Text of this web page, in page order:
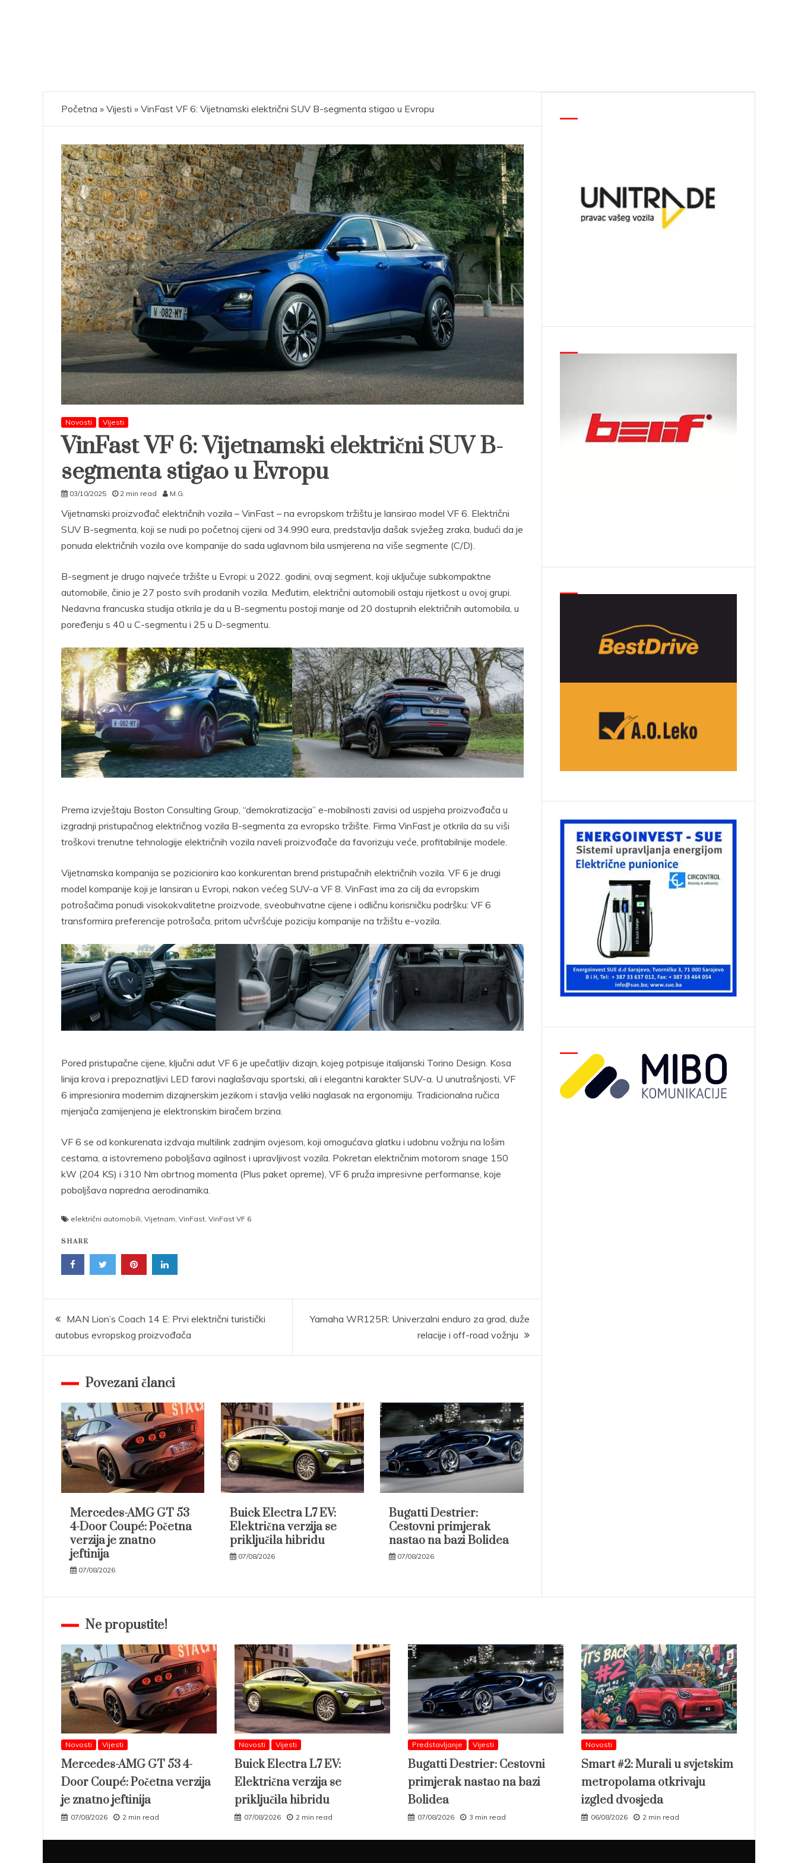
Početna » Vijesti » VinFast VF 6: Vijetnamski električni SUV B-segmenta stigao u Evropu
Novosti Vijesti
VinFast VF 6: Vijetnamski električni SUV B-
segmenta stigao u Evropu
03/10/2025 2 min read M.G.
Vijetnamski proizvođač električnih vozila – VinFast – na evropskom tržištu je lansirao model VF 6. Električni
SUV B-segmenta, koji se nudi po početnoj cijeni od 34.990 eura, predstavlja dašak svježeg zraka, budući da je
ponuda električnih vozila ove kompanije do sada uglavnom bila usmjerena na više segmente (C/D).
B-segment je drugo najveće tržište u Evropi: u 2022. godini, ovaj segment, koji uključuje subkompaktne
automobile, činio je 27 posto svih prodanih vozila. Međutim, električni automobili ostaju rijetkost u ovoj grupi.
Nedavna francuska studija otkrila je da u B-segmentu postoji manje od 20 dostupnih električnih automobila, u
poređenju s 40 u C-segmentu i 25 u D-segmentu.
Prema izvještaju Boston Consulting Group, “demokratizacija” e-mobilnosti zavisi od uspjeha proizvođača u
izgradnji pristupačnog električnog vozila B-segmenta za evropsko tržište. Firma VinFast je otkrila da su viši
troškovi trenutne tehnologije električnih vozila naveli proizvođače da favorizuju veće, profitabilnije modele.
Vijetnamska kompanija se pozicionira kao konkurentan brend pristupačnih električnih vozila. VF 6 je drugi
model kompanije koji je lansiran u Evropi, nakon većeg SUV-a VF 8. VinFast ima za cilj da evropskim
potrošačima ponudi visokokvalitetne proizvode, sveobuhvatne cijene i odličnu korisničku podršku: VF 6
transformira preferencije potrošača, pritom učvršćuje poziciju kompanije na tržištu e-vozila.
Pored pristupačne cijene, ključni adut VF 6 je upečatljiv dizajn, kojeg potpisuje italijanski Torino Design. Kosa
linija krova i prepoznatljivi LED farovi naglašavaju sportski, ali i elegantni karakter SUV-a. U unutrašnjosti, VF
6 impresionira modernim dizajnerskim jezikom i stavlja veliki naglasak na ergonomiju. Tradicionalna ručica
mjenjača zamijenjena je elektronskim biračem brzina.
VF 6 se od konkurenata izdvaja multilink zadnjim ovjesom, koji omogućava glatku i udobnu vožnju na lošim
cestama, a istovremeno poboljšava agilnost i upravljivost vozila. Pokretan električnim motorom snage 150
kW (204 KS) i 310 Nm obrtnog momenta (Plus paket opreme), VF 6 pruža impresivne performanse, koje
poboljšava napredna aerodinamika.
električni automobili Vijetnam VinFast VinFast VF 6
SHARE
Post
navigation
MAN Lion’s Coach 14 E: Prvi električni turistički
autobus evropskog proizvođača
Yamaha WR125R: Univerzalni enduro za grad, duže
relacije i off-road vožnju
Povezani članci
Mercedes-AMG GT 53
4-Door Coupé: Početna
verzija je znatno
jeftinija
07/08/2026
Buick Electra L7 EV:
Električna verzija se
priključila hibridu
07/08/2026
Bugatti Destrier:
Cestovni primjerak
nastao na bazi Bolidea
07/08/2026
Ne propustite!
Novosti Vijesti
Mercedes-AMG GT 53 4-
Door Coupé: Početna verzija
je znatno jeftinija
07/08/2026 2 min read
Novosti Vijesti
Buick Electra L7 EV:
Električna verzija se
priključila hibridu
07/08/2026 2 min read
Predstavljanje Vijesti
Bugatti Destrier: Cestovni
primjerak nastao na bazi
Bolidea
07/08/2026 3 min read
Novosti
Smart #2: Murali u svjetskim
metropolama otkrivaju
izgled dvosjeda
06/08/2026 2 min read